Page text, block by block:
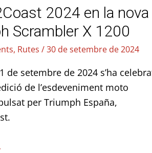
2024 en la nova
Scrambler X 1200
, Rutes /30 de setembre de 2024
de setembre de 2024 s’ha
de l’esdeveniment moto
per Triumph España,